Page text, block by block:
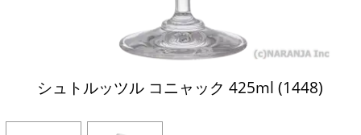
シュトルッツル コニャック 425ml (1448)